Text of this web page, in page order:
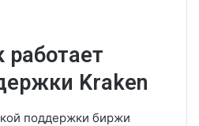
работает
Kraken
поддержки биржи